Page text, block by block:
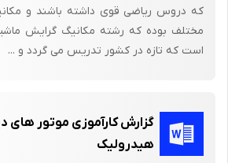
بایستی از آچار بوکس یا آچا رینگ مناسب
آچار دوسر ( تخت ) خود داری نمود . در
مهره ها سائید شده و نه تنها باز کردن
هر کدام را چند رزوه شل نمود و بنوبت باز می
متحرک ( سر بزرگ شاتون ) را بیرون می آورند
که دروس ریاضی قوی داشته باشند و
مختلف بوده که رشته مکانیگ گرایش
است که تازه در کشور تدریس می گردد و ...
گزارش کارآموزی موتور های
هیدرولیک